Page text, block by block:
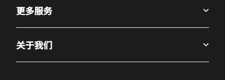
更多服务
关于我们